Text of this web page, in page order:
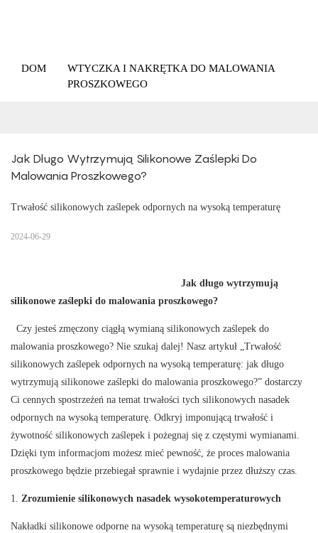
DOM
WTYCZKA I NAKRĘTKA DO MALOWANIA
PROSZKOWEGO
Jak Długo Wytrzymują Silikonowe Zaślepki Do
Malowania Proszkowego?
Trwałość silikonowych zaślepek odpornych na wysoką temperaturę
2024-06-29
Jak długo wytrzymują
silikonowe zaślepki do malowania proszkowego?
Czy jesteś zmęczony ciągłą wymianą silikonowych zaślepek do
malowania proszkowego? Nie szukaj dalej! Nasz artykuł „Trwałość
silikonowych zaślepek odpornych na wysoką temperaturę: jak długo
wytrzymują silikonowe zaślepki do malowania proszkowego?” dostarczy
Ci cennych spostrzeżeń na temat trwałości tych silikonowych nasadek
odpornych na wysoką temperaturę. Odkryj imponującą trwałość i
żywotność silikonowych zaślepek i pożegnaj się z częstymi wymianami.
Dzięki tym informacjom możesz mieć pewność, że proces malowania
proszkowego będzie przebiegał sprawnie i wydajnie przez dłuższy czas.
1. Zrozumienie silikonowych nasadek wysokotemperaturowych
Nakładki silikonowe odporne na wysoką temperaturę są niezbędnymi